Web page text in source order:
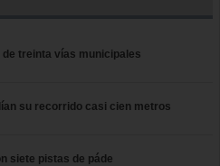
treinta vías municipales
su recorrido casi cien metros
siete pistas de páde